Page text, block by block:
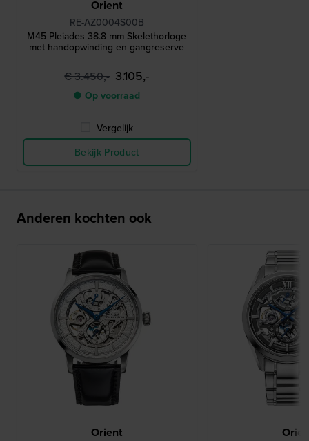
Orient
RE-AZ0004S00B
M45 Pleiades 38.8 mm Skelethorloge
met handopwinding en gangreserve
€ 3.450,- 3.105,-
● Op voorraad
Vergelijk
Bekijk Product
Anderen kochten ook
Orient